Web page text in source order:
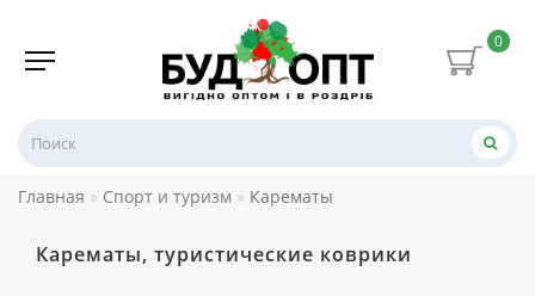
0
Главная Спорт и туризм Карематы
Карематы, туристические коврики